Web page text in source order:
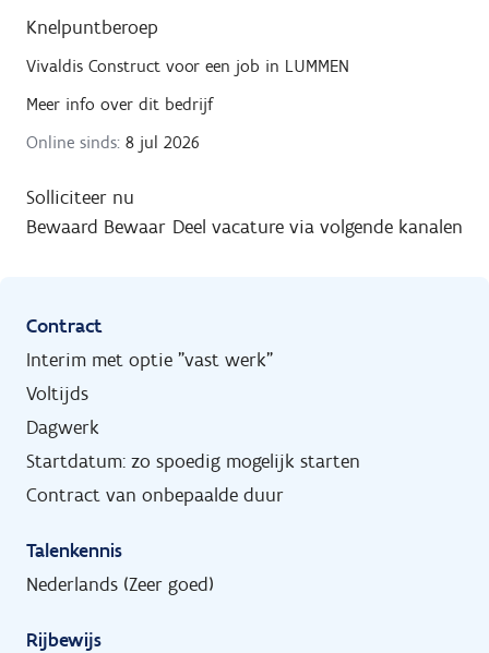
Knelpuntberoep
Vivaldis Construct voor een job in LUMMEN
Meer info over dit bedrijf
Online sinds: 8 jul 2026
Solliciteer nu
Bewaard Bewaar Deel vacature via volgende kanalen
Contract
Interim met optie "vast werk"
Voltijds
Dagwerk
Startdatum: zo spoedig mogelijk starten
Contract van onbepaalde duur
Talenkennis
Nederlands (Zeer goed)
Rijbewijs